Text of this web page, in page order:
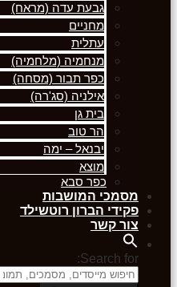
גבעת עדה (מראח)
מחניים
עתלית
מנחמיה (מלחמיה)
כפר תבור (מסחה)
אילניה (סג'רה)
בית גן
הר טוב
יבנאל – ימה
מוצא
כפר סבא
מסמכי המושבות
פקידי הברון רוטשילד
צור קשר
Search for: